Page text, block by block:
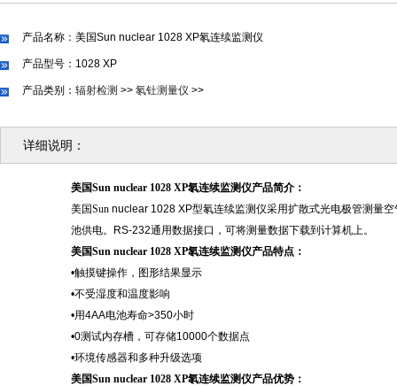
产品名称：美国Sun nuclear 1028 XP氡连续监测仪
产品型号：1028 XP
产品类别： 辐射检测 >> 氡钍测量仪 >>
详细说明：
美国Sun nuclear 1028 XP氡连续监测仪产品简介 ：
美国Sun nuclear 1028 XP型氡连续监测仪采用扩散式光电极管测量
池供电。RS-232通用数据接口，可将测量数据下载到计算机上。
美国Sun nuclear 1028 XP氡连续监测仪产品特点 ：
•触摸键操作，图形结果显示
•不受湿度和温度影响
•用4AA电池寿命>350小时
•0测试内存槽，可存储10000个数据点
•环境传感器和多种升级选项
美国Sun nuclear 1028 XP氡连续监测仪产品优势：